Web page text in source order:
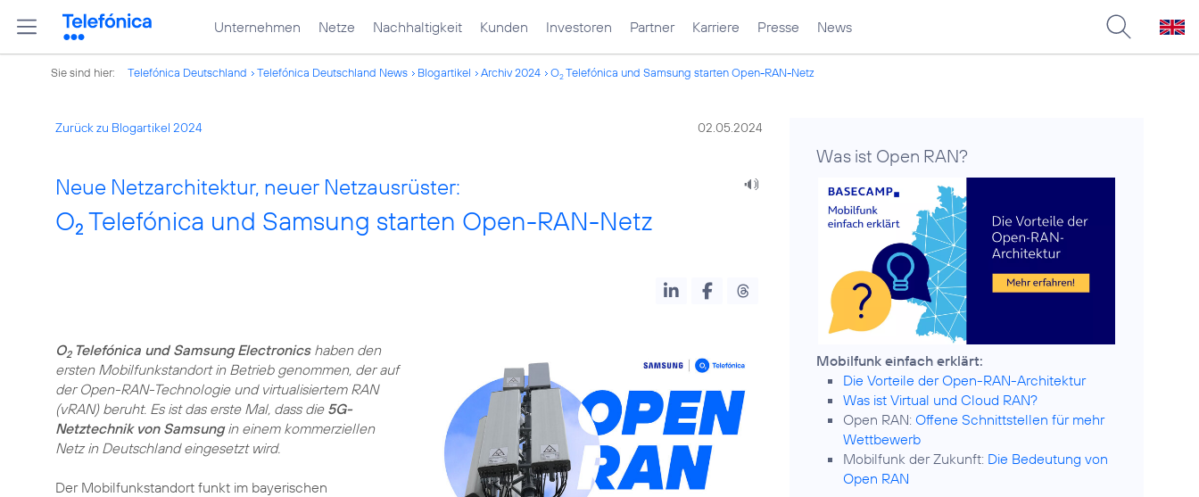
Unternehmen Netze Nachhaltigkeit Kunden Investoren Partner Karriere Presse News
Sie sind hier: Telefónica Deutschland Telefónica Deutschland News Blogartikel Archiv 2024 O2Telefónica und Samsung starten Open-RAN-Netz
Zurück zu Blogartikel 2024 02.05.2024
Neue Netzarchitektur, neuer Netzausrüster:
O2 Telefónica und Samsung starten Open-RAN-Netz
O2Telefónica und Samsung Electronicshaben den
ersten Mobilfunkstandort in Betrieb genommen, der auf
der Open-RAN-Technologie und virtualisiertem RAN
(vRAN) beruht. Es ist das erste Mal, dass die 5G-
Netztechnik von Samsungin einem kommerziellen
Netz in Deutschland eingesetzt wird.
Der Mobilfunkstandort funkt im bayerischen
Was ist Open RAN?
Die Vorteile der Open-RAN-Architektur
Was ist Virtual und Cloud RAN?
Open RAN:Offene Schnittstellen für mehr
Wettbewerb
Mobilfunk der Zukunft: Die Bedeutung von
Open RAN